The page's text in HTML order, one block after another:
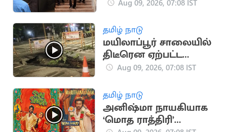
Aug 09, 2026, 07:08 IST
தமிழ் நாடு
மயிலாப்பூர் சாலையில்
திடீரென ஏற்பட்ட
பள்ளத்தால் வாகன
Aug 09, 2026, 07:08 IST
தமிழ் நாடு
அனிஷ்மா நாயகியாக
‘மொத ராத்திரி’